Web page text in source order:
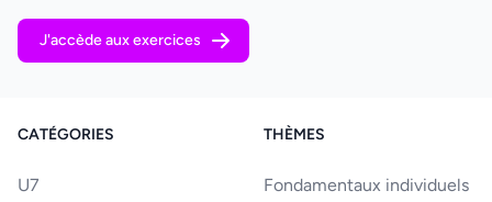
J'accède aux exercices
CATÉGORIES
U7
THÈMES
Fondamentaux individuels